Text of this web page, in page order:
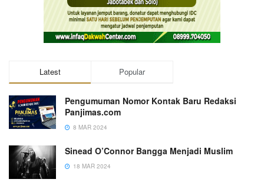
Latest Popular
Pengumuman Nomor Kontak Baru Redaksi
Panjimas.com
8 MAR 2024
Sinead O’Connor Bangga Menjadi Muslim
18 MAR 2024